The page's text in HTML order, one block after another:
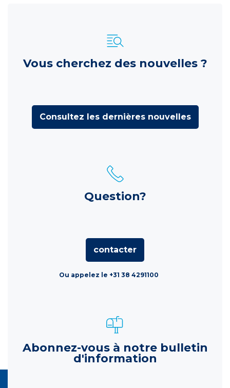
Vous cherchez des nouvelles ?
Consultez les dernières nouvelles
Question?
contacter
Ou appelez le +31 38 4291100
Abonnez-vous à notre bulletin
d'information